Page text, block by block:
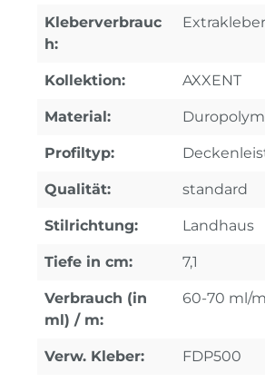
Kleberverbrauc
h:
Kollektion: AXXENT
Material:
Profiltyp:
Qualität: standard
Stilrichtung: Landhaus
Tiefe in cm: 7,1
Verbrauch (in
ml) / m:
60-70 ml/m
Verw. Kleber: FDP500